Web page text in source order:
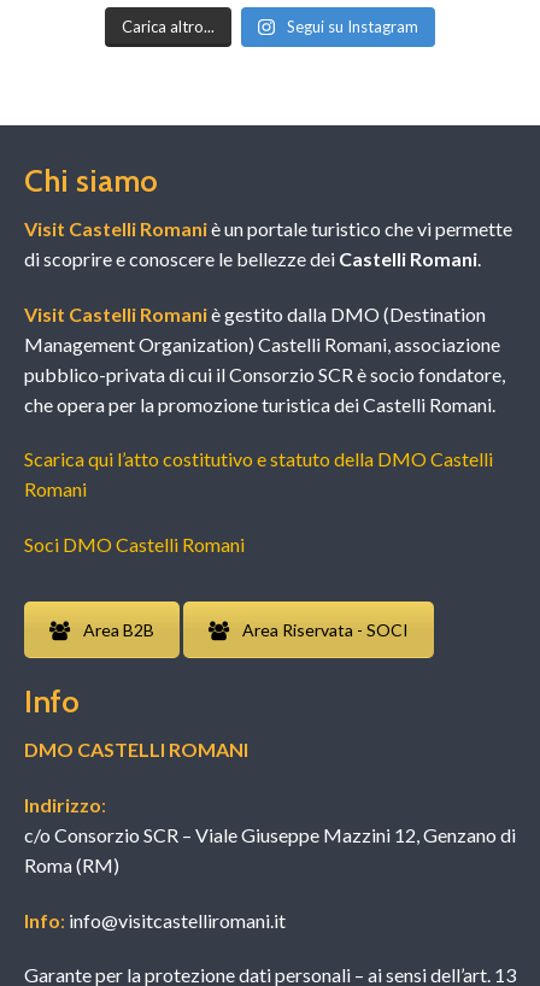
Carica altro... Segui su Instagram
Chi siamo
Visit Castelli Romaniè un portale turistico che vi permette
di scoprire e conoscere le bellezze dei Castelli Romani
Visit Castelli Romaniè gestito dalla DMO (Destination
Management Organization) Castelli Romani, associazione
pubblico-privata di cui il Consorzio SCR è socio fondatore,
che opera per la promozione turistica dei Castelli Romani.
Scarica qui l’atto costitutivo e statuto della DMO Castelli
Romani
Soci DMO Castelli Romani
Area B2B Area Riservata - SOCI
Info
DMO CASTELLI ROMANI
Indirizzo:
c/o Consorzio SCR – Viale Giuseppe Mazzini 12, Genzano di
Roma (RM)
Info: info@visitcastelliromani.it
Garante per la protezione dati personali – ai sensi dell’art. 13